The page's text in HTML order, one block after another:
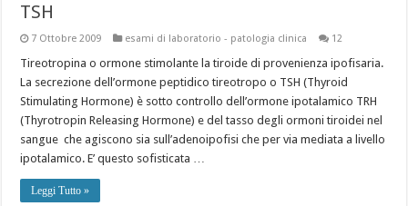
TSH
7 Ottobre 2009 esami di laboratorio - patologia clinica 12
Tireotropina o ormone stimolante la tiroide di provenienza ipofisaria.
La secrezione dell’ormone peptidico tireotropo o TSH (Thyroid
Stimulating Hormone) è sotto controllo dell’ormone ipotalamico TRH
(Thyrotropin Releasing Hormone) e del tasso degli ormoni tiroidei nel
sangue che agiscono sia sull’adenoipofisi che per via mediata a livello
ipotalamico. E’ questo sofisticata …
Leggi Tutto »